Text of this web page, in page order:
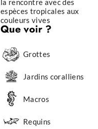
la rencontre avec des
espèces tropicales aux
couleurs vives
Que voir ?
Grottes
Jardins coralliens
Macros
Requins